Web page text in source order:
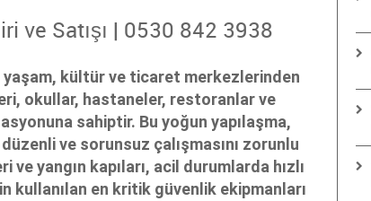
ve Satışı | 0530 842 3938
yaşam, kültür ve ticaret merkezlerinden
okullar, hastaneler, restoranlar ve
sahiptir. Bu yoğun yapılaşma,
ve sorunsuz çalışmasını zorunlu
yangın kapıları, acil durumlarda hızlı
kullanılan en kritik güvenlik ekipmanları